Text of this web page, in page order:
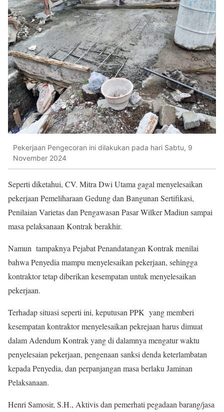
Pekerjaan Pengecoran ini dilakukan pada hari Sabtu, 9
November 2024
Seperti diketahui, CV. Mitra Dwi Utama gagal menyelesaikan
pekerjaan Pemeliharaan Gedung dan Bangunan Sertifikasi,
Penilaian Varietas dan Pengawasan Pasar Wilker Madiun sampai
masa pelaksanaan Kontrak berakhir.
Namun tampaknya Pejabat Penandatangan Kontrak menilai
bahwa Penyedia mampu menyelesaikan pekerjaan, sehingga
kontraktor tetap diberikan kesempatan untuk menyelesaikan
pekerjaan.
Terhadap situasi seperti ini, keputusan PPK yang memberi
kesempatan kontraktor menyelesaikan pekrejaan harus dimuat
dalam Adendum Kontrak yang di dalamnya mengatur waktu
penyelesaian pekerjaan, pengenaan sanksi denda keterlambatan
kepada Penyedia, dan perpanjangan masa berlaku Jaminan
Pelaksanaan.
Henri Samosir, S.H., Aktivis dan pemerhati pegadaan barang/jasa